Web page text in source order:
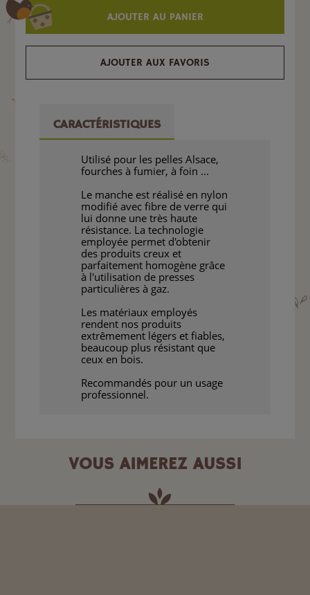
AJOUTER AU PANIER
AJOUTER AUX FAVORIS
CARACTÉRISTIQUES
Utilisé pour les pelles Alsace,
fourches à fumier, à foin ...
Le manche est réalisé en nylon
modifié avec fibre de verre qui
lui donne une très haute
résistance. La technologie
employée permet d'obtenir
des produits creux et
parfaitement homogène grâce
à l'utilisation de presses
particulières à gaz.
Les matériaux employés
rendent nos produits
extrêmement légers et fiables,
beaucoup plus résistant que
ceux en bois.
Recommandés pour un usage
professionnel.
VOUS AIMEREZ AUSSI